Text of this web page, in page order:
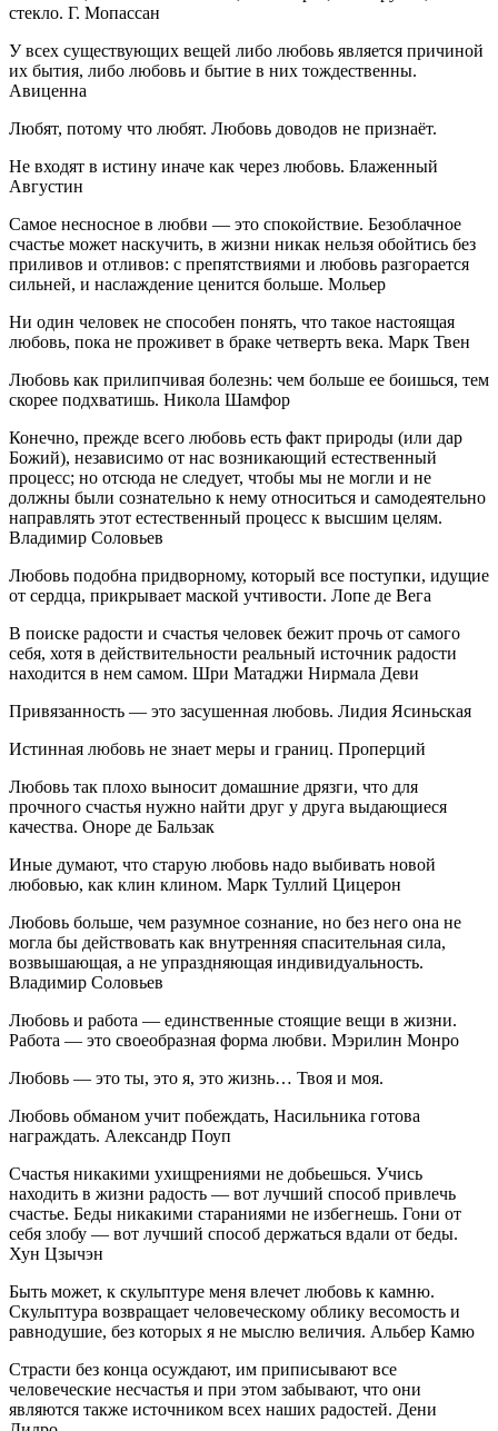
стекло. Г. Мопассан
У всех существующих вещей либо любовь является причиной
их бытия, либо любовь и бытие в них тождественны.
Авиценна
Любят, потому что любят. Любовь доводов не признаёт.
Не входят в истину иначе как через любовь. Блаженный
Августин
Самое несносное в любви — это спокойствие. Безоблачное
счастье может наскучить, в жизни никак нельзя обойтись без
приливов и отливов: с препятствиями и любовь разгорается
сильней, и наслаждение ценится больше. Мольер
Ни один человек не способен понять, что такое настоящая
любовь, пока не проживет в браке четверть века. Марк Твен
Любовь как прилипчивая болезнь: чем больше ее боишься, тем
скорее подхватишь. Никола Шамфор
Конечно, прежде всего любовь есть факт природы (или дар
Божий), независимо от нас возникающий естественный
процесс; но отсюда не следует, чтобы мы не могли и не
должны были сознательно к нему относиться и самодеятельно
направлять этот естественный процесс к высшим целям.
Владимир Соловьев
Любовь подобна придворному, который все поступки, идущие
от сердца, прикрывает маской учтивости. Лопе де Вега
В поиске радости и счастья человек бежит прочь от самого
себя, хотя в действительности реальный источник радости
находится в нем самом. Шри Матаджи Нирмала Деви
Привязанность — это засушенная любовь. Лидия Ясиньская
Истинная любовь не знает меры и границ. Проперций
Любовь так плохо выносит домашние дрязги, что для
прочного счастья нужно найти друг у друга выдающиеся
качества. Оноре де Бальзак
Иные думают, что старую любовь надо выбивать новой
любовью, как клин клином. Марк Туллий Цицерон
Любовь больше, чем разумное сознание, но без него она не
могла бы действовать как внутренняя спасительная сила,
возвышающая, а не упраздняющая индивидуальность.
Владимир Соловьев
Любовь и работа — единственные стоящие вещи в жизни.
Работа — это своеобразная форма любви. Мэрилин Монро
Любовь — это ты, это я, это жизнь… Твоя и моя.
Любовь обманом учит побеждать, Насильника готова
награждать. Александр Поуп
Счастья никакими ухищрениями не добьешься. Учись
находить в жизни радость — вот лучший способ привлечь
счастье. Беды никакими стараниями не избегнешь. Гони от
себя злобу — вот лучший способ держаться вдали от беды.
Хун Цзычэн
Быть может, к скульптуре меня влечет любовь к камню.
Скульптура возвращает человеческому облику весомость и
равнодушие, без которых я не мыслю величия. Альбер Камю
Страсти без конца осуждают, им приписывают все
человеческие несчастья и при этом забывают, что они
являются также источником всех наших радостей. Дени